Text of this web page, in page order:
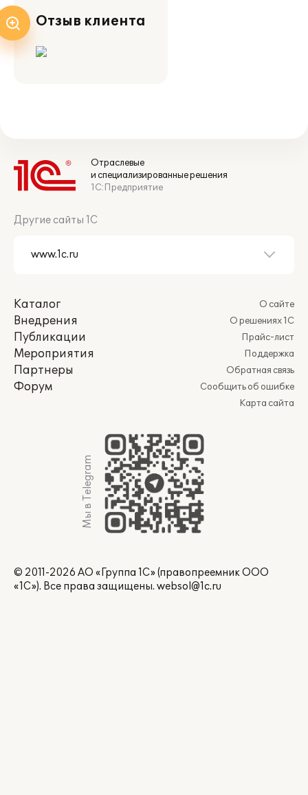
Отзыв клиента
Отраслевые
и специализированные решения
1С:Предприятие
Другие сайты 1С
Каталог
Внедрения
Публикации
Мероприятия
Партнеры
Форум
О сайте
О решениях 1С
Прайс-лист
Поддержка
Обратная связь
Сообщить об ошибке
Карта сайта
Мы в Telegram
© 2011-2026 АО «Группа 1С» (правопреемник ООО
«1С»). Все права защищены. websol@1c.ru